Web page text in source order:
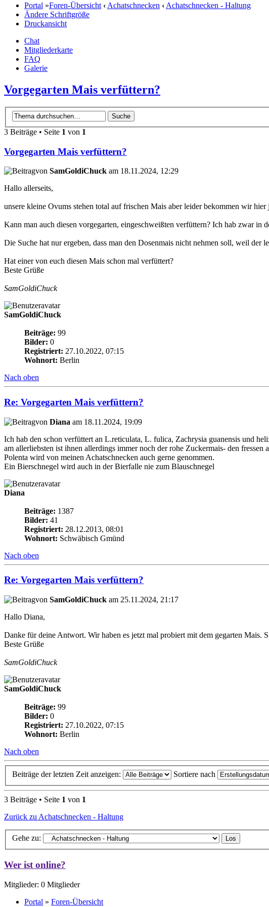
Portal »Foren-Übersicht ‹Achatschnecken ‹Achatschnecken - Haltung
Ändere Schriftgröße
Druckansicht
Chat
Mitgliederkarte
FAQ
Galerie
Vorgegarten Mais verfüttern?
3 Beiträge • Seite 1 von 1
Vorgegarten Mais verfüttern?
von SamGoldiChuck am 18.11.2024, 12:29
Hallo allerseits,
unsere kleine Ovums stehen total auf frischen Mais aber leider bekommen wir hier
Kann man auch diesen vorgegarten, eingeschweißten verfüttern? Ich hab zwar in
Die Suche hat nur ergeben, dass man den Dosenmais nicht nehmen soll, weil
Hat einer von euch diesen Mais schon mal verfüttert?
Beste Grüße
SamGoldiChuck
SamGoldiChuck
Beiträge: 99
Bilder: 0
Registriert: 27.10.2022, 07:15
Wohnort: Berlin
Nach oben
Re: Vorgegarten Mais verfüttern?
von Diana am 18.11.2024, 19:09
Ich hab den schon verfüttert an L.reticulata, L. fulica, Zachrysia guanensis und
am allerliebsten ist ihnen allerdings immer noch der rohe Zuckermais- den
Polenta wird von meinen Achatschnecken auch gerne genommen.
Ein Bierschnegel wird auch in der Bierfalle nie zum Blauschnegel
Diana
Beiträge: 1387
Bilder: 41
Registriert: 28.12.2013, 08:01
Wohnort: Schwäbisch Gmünd
Nach oben
Re: Vorgegarten Mais verfüttern?
von SamGoldiChuck am 25.11.2024, 21:17
Hallo Diana,
Danke für deine Antwort. Wir haben es jetzt mal probiert mit dem gegarten Mais.
Beste Grüße
SamGoldiChuck
SamGoldiChuck
Beiträge: 99
Bilder: 0
Registriert: 27.10.2022, 07:15
Wohnort: Berlin
Nach oben
Beiträge der letzten Zeit anzeigen: Sortiere nach
3 Beiträge • Seite 1 von 1
Zurück zu Achatschnecken - Haltung
Gehe zu:
Wer ist online?
Mitglieder: 0 Mitglieder
Portal » Foren-Übersicht